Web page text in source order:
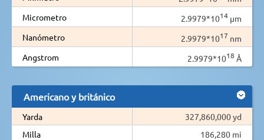
Micrometro
2.9979*1014 µm
Nanómetro
2.9979*1017 nm
Angstrom
2.9979*1018 Å
Americano y británico
Yarda
327,860,000 yd
Milla
186,280 mi